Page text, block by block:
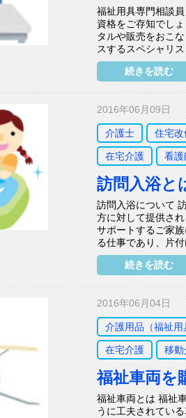
福祉用具専門相談
資格をご存知でし
タルや販売をおこ
スするスペシャリ
続きを読む
2016年06月09日
介護士 住宅
在宅介護 看護
訪問入浴と
訪問入浴について
方に対して提供さ
サポートするご家
る仕事であり、片
続きを読む
2016年06月04日
介護用品（福祉用
在宅介護 移動
福祉車両を
福祉車両とは 福祉
うに工夫されてい